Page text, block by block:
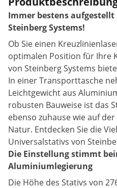
Immer bestens
Steinberg Systems!
Ob Sie einen
optimalen Position für Ihre
von Steinberg Systems
In einer Transporttasche
Leichtgewicht aus
robusten Bauweise ist das
ebenso zuhause wie auf
Natur. Entdecken Sie die
Universalstativs von
Die Einstellung stimmt
Aluminiumlegierung
Die Höhe des Stativs von